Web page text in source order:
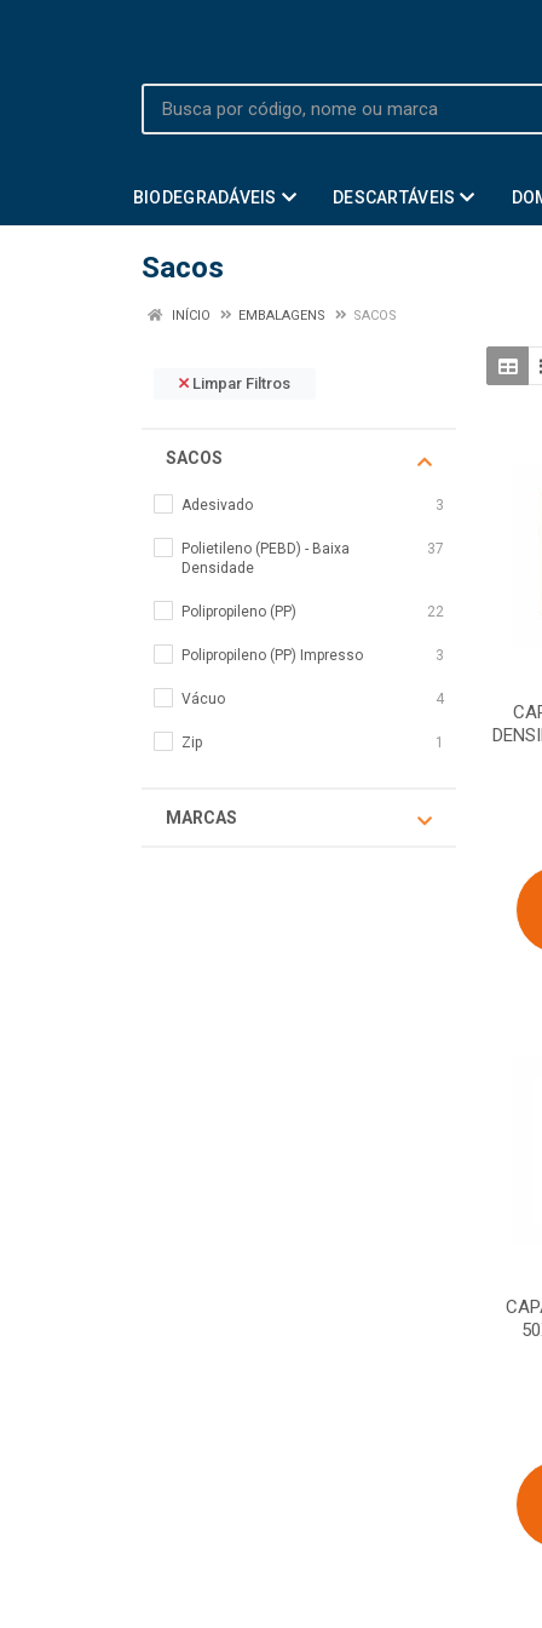
BIODEGRADÁVEIS DESCARTÁVEIS
Sacos
INÍCIO EMBALAGENS SACOS
Limpar Filtros
SACOS
Adesivado 3
Polietileno (PEBD) - Baixa
Densidade
37
Polipropileno (PP) 22
Polipropileno (PP) Impresso 3
Vácuo 4
Zip 1
MARCAS